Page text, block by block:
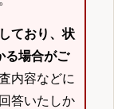
ており、状
る場合がご
内容などに
答いたしか